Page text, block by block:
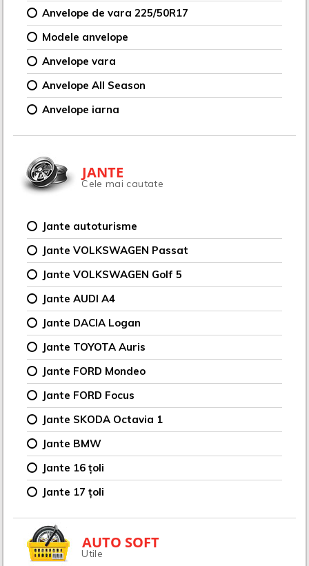
Anvelope de vara 225/50R17
Modele anvelope
Anvelope vara
Anvelope All Season
Anvelope iarna
JANTE
Cele mai cautate
Jante autoturisme
Jante VOLKSWAGEN Passat
Jante VOLKSWAGEN Golf 5
Jante AUDI A4
Jante DACIA Logan
Jante TOYOTA Auris
Jante FORD Mondeo
Jante FORD Focus
Jante SKODA Octavia 1
Jante BMW
Jante 16 țoli
Jante 17 țoli
AUTO SOFT
Utile